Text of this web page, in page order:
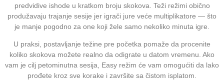
predvidive ishode u kratkom broju skokova. Teži režimi obično
produžavaju trajanje sesije jer igrači jure veće multiplikatore — što
je manje pogodno za one koji žele samo nekoliko minuta igre.
U praksi, postavljanje težine pre početka pomaže da procenite
koliko skokova možete realno da odigrate u datom vremenu. Ako
vam je cilj petominutna sesija, Easy režim će vam omogućiti da lako
prođete kroz sve korake i završite sa čistom isplatom.